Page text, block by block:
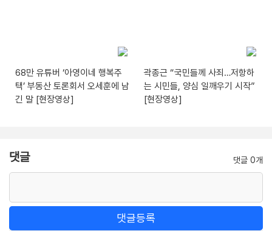
68만 유튜버 ‘아영이네 행복주
택’ 부동산 토론회서 오세훈에 남
긴 말 [현장영상]
곽종근 “국민들께 사죄…저항하
는 시민들, 양심 일깨우기 시작”
[현장영상]
댓글 댓글 0개
댓글등록